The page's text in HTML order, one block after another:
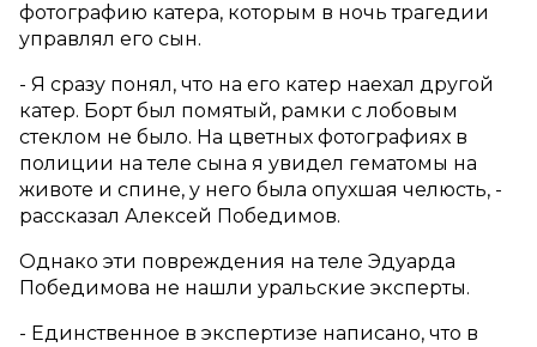
фотографию катера, которым в ночь трагедии
управлял его сын.
- Я сразу понял, что на его катер наехал другой
катер. Борт был помятый, рамки с лобовым
стеклом не было. На цветных фотографиях в
полиции на теле сына я увидел гематомы на
животе и спине, у него была опухшая челюсть, -
рассказал Алексей Победимов.
Однако эти повреждения на теле Эдуарда
Победимова не нашли уральские эксперты.
- Единственное в экспертизе написано, что в